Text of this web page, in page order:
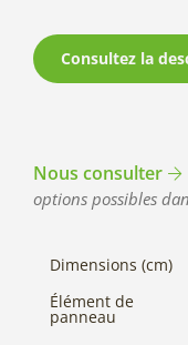
Consultez la
Nous consulter
options possibles
Dimensions (cm)
Élément de
panneau